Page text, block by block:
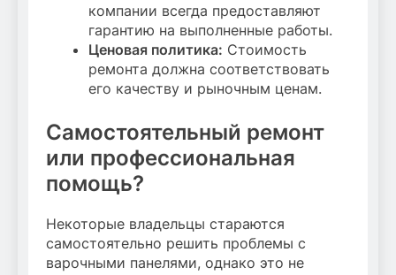
компании всегда предоставляют
гарантию на выполненные работы.
Ценовая политика: Стоимость
ремонта должна соответствовать
его качеству и рыночным ценам.
Самостоятельный ремонт
или профессиональная
помощь?
Некоторые владельцы стараются
самостоятельно решить проблемы с
варочными панелями, однако это не